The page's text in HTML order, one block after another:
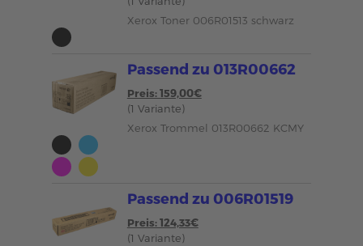
Xerox Toner 006R01513 schwarz
Passend zu 013R00662
Preis: 159,00€
(1 Variante)
Xerox Trommel 013R00662 KCMY
Passend zu 006R01519
Preis: 124,33€
(1 Variante)